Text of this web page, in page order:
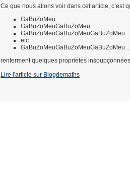
Ce que nous allons voir dans cet article, c’est
GaBuZoMeu
GaBuZoMeuGaBuZoMeu
GaBuZoMeuGaBuZoMeuGaBuZoMeu
etc.
renferment quelques propriétés
Lire l'article sur Blogdemaths